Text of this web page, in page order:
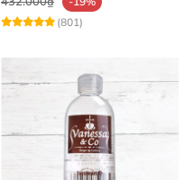
(801)